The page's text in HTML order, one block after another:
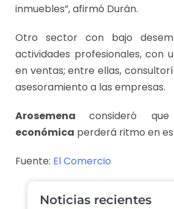
inmuebles”, afirmó Durán.
Otro sector con bajo
actividades profesionales, con
en ventas; entre ellas,
asesoramiento a las empresas.
Arosemenaconsideró
económica perderá ritmo en
Fuente: El Comercio
Noticias recientes